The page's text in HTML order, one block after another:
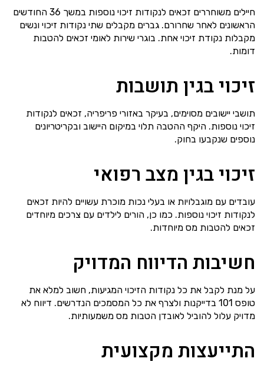
חיילים משוחררים זכאים לנקודות זיכוי נוספות במשך 36 החודשים
הראשונים לאחר שחרורם. גברים מקבלים שתי נקודות זיכוי ונשים
מקבלות נקודת זיכוי אחת. בוגרי שירות לאומי זכאים להטבות
דומות.
זיכוי בגין תושבות
תושבי יישובים מסוימים, בעיקר באזורי פריפריה, זכאים לנקודות
זיכוי נוספות. היקף ההטבה תלוי במיקום היישוב ובקריטריונים
נוספים שנקבעו בחוק.
זיכוי בגין מצב רפואי
עובדים עם מוגבלויות או בעלי נכות מוכרת עשויים להיות זכאים
לנקודות זיכוי נוספות. כמו כן, הורים לילדים עם צרכים מיוחדים
זכאים להטבות מס מיוחדות.
חשיבות הדיווח המדויק
על מנת לקבל את כל נקודות הזיכוי המגיעות, חשוב למלא את
טופס 101 בדייקנות ולצרף את כל המסמכים הנדרשים. דיווח לא
מדויק עלול להוביל לאובדן הטבות מס משמעותיות.
התייעצות מקצועית